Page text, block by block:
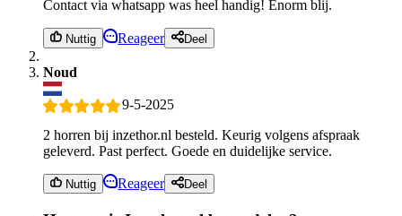
Contact via whatsapp was heel handig! Enorm blij.
Nuttig Reageer Deel
Noud
9-5-2025
2 horren bij inzethor.nl besteld. Keurig volgens afspraak
geleverd. Past perfect. Goede en duidelijke service.
Nuttig Reageer Deel